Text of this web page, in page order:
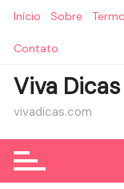
Início Sobre
Contato
Viva Dicas
vivadicas.com